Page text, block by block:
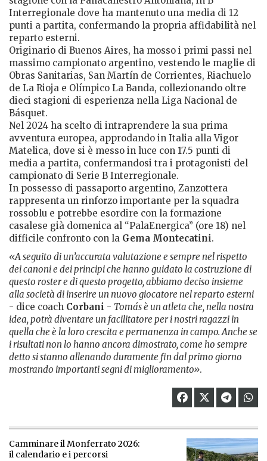
Interregionale dove ha mantenuto una media di 12
punti a partita, confermando la propria affidabilità nel
reparto esterni.
Originario di Buenos Aires, ha mosso i primi passi nel
massimo campionato argentino, vestendo le maglie di
Obras Sanitarias, San Martín de Corrientes, Riachuelo
de La Rioja e Olímpico La Banda, collezionando oltre
dieci stagioni di esperienza nella Liga Nacional de
Básquet.
Nel 2024 ha scelto di intraprendere la sua prima
avventura europea, approdando in Italia alla Vigor
Matelica, dove si è messo in luce con 17.5 punti di
media a partita, confermandosi tra i protagonisti del
campionato di Serie B Interregionale.
In possesso di passaporto argentino, Zanzottera
rappresenta un rinforzo importante per la squadra
rossoblu e potrebbe esordire con la formazione
casalese già domenica al “PalaEnergica” (ore 18) nel
difficile confronto con la Gema Montecatini.
«A seguito di un’accurata valutazione e sempre nel rispetto
dei canoni e dei principi che hanno guidato la costruzione di
questo roster e di questo progetto, abbiamo deciso insieme
alla società di inserire un nuovo giocatore nel reparto esterni
- dice coach Corbani - Tomás è un atleta che, nella nostra
idea, potrà diventare un facilitatore per i nostri ragazzi in
quella che è la loro crescita e permanenza in campo. Anche se
i risultati non lo hanno ancora dimostrato, come ho sempre
detto si stanno allenando duramente fin dal primo giorno
mostrando importanti segni di miglioramento».
Camminare il Monferrato 2026:
il calendario e i percorsi